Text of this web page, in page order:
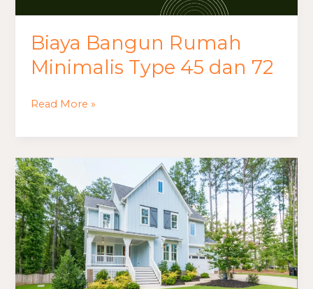
Biaya Bangun Rumah
Minimalis Type 45 dan 72
Read More »
Biaya
Bangun
Rumah
Sehat
di
Langkat
dengan